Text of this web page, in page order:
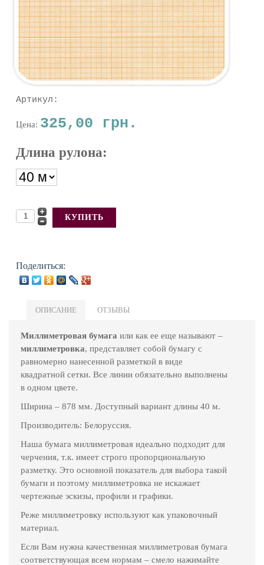
Артикул:
Цена: 325,00 грн.
Длина рулона:
Поделиться:
ОПИСАНИЕ ОТЗЫВЫ
Миллиметровая бумага или как ее еще называют –
миллиметровка, представляет собой бумагу с
равномерно нанесенной разметкой в виде
квадратной сетки. Все линии обязательно выполнены
в одном цвете.
Ширина – 878 мм. Доступный вариант длины 40 м.
Производитель: Белоруссия.
Наша бумага миллиметровая идеально подходит для
черчения, т.к. имеет строго пропорциональную
разметку. Это основной показатель для выбора такой
бумаги и поэтому миллиметровка не искажает
чертежные эскизы, профили и графики.
Реже миллиметровку используют как упаковочный
материал.
Если Вам нужна качественная миллиметровая бумага
соответствующая всем нормам – смело нажимайте